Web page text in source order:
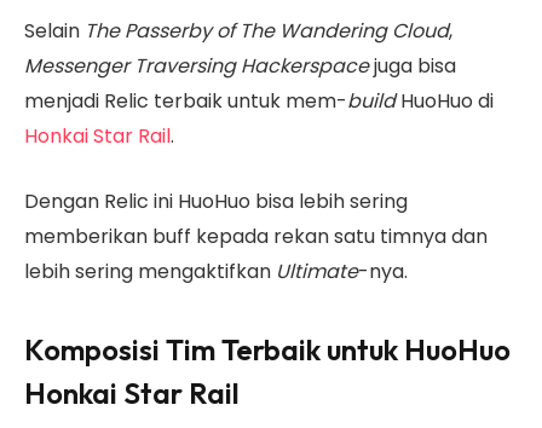
Selain The Passerby of The Wandering Cloud,
Messenger Traversing Hackerspacejuga bisa
menjadi Relic terbaik untuk mem-buildHuoHuo di
Honkai Star Rail.
Dengan Relic ini HuoHuo bisa lebih sering
memberikan buff kepada rekan satu timnya dan
lebih sering mengaktifkan Ultimate-nya.
Komposisi Tim Terbaik untuk HuoHuo
Honkai Star Rail